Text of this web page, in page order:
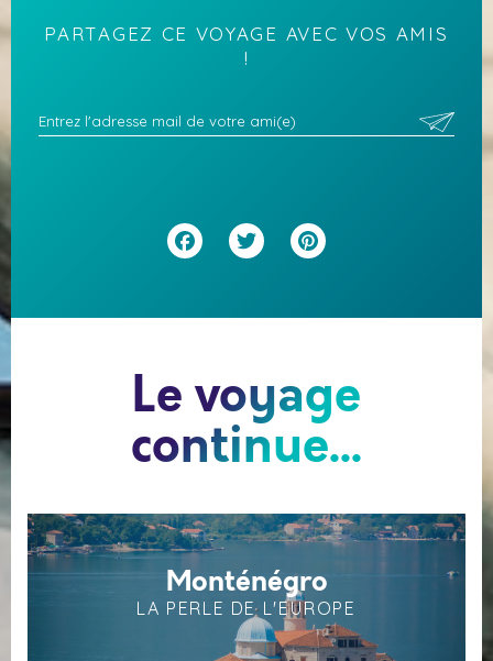
PARTAGEZ CE VOYAGE AVEC VOS AMIS
!
Facebook
Twitter
Le voyage
continue...
Monténégro
LA PERLE DE L'EUROPE